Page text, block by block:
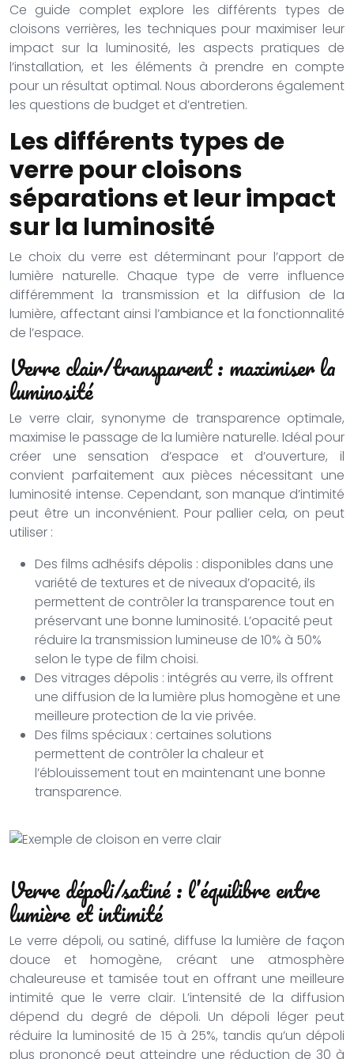
Ce guide complet explore les différents types de
cloisons verrières, les techniques pour maximiser leur
impact sur la luminosité, les aspects pratiques de
l’installation, et les éléments à prendre en compte
pour un résultat optimal. Nous aborderons également
les questions de budget et d’entretien.
Les différents types de
verre pour cloisons
séparations et leur impact
sur la luminosité
Le choix du verre est déterminant pour l’apport de
lumière naturelle. Chaque type de verre influence
différemment la transmission et la diffusion de la
lumière, affectant ainsi l’ambiance et la fonctionnalité
de l’espace.
Verre clair/transparent : maximiser la
luminosité
Le verre clair, synonyme de transparence optimale,
maximise le passage de la lumière naturelle. Idéal pour
créer une sensation d’espace et d’ouverture, il
convient parfaitement aux pièces nécessitant une
luminosité intense. Cependant, son manque d’intimité
peut être un inconvénient. Pour pallier cela, on peut
utiliser :
Des films adhésifs dépolis : disponibles dans une
variété de textures et de niveaux d’opacité, ils
permettent de contrôler la transparence tout en
préservant une bonne luminosité. L’opacité peut
réduire la transmission lumineuse de 10% à 50%
selon le type de film choisi.
Des vitrages dépolis : intégrés au verre, ils offrent
une diffusion de la lumière plus homogène et une
meilleure protection de la vie privée.
Des films spéciaux : certaines solutions
permettent de contrôler la chaleur et
l’éblouissement tout en maintenant une bonne
transparence.
Verre dépoli/satiné : l’équilibre entre
lumière et intimité
Le verre dépoli, ou satiné, diffuse la lumière de façon
douce et homogène, créant une atmosphère
chaleureuse et tamisée tout en offrant une meilleure
intimité que le verre clair. L’intensité de la diffusion
dépend du degré de dépoli. Un dépoli léger peut
réduire la luminosité de 15 à 25%, tandis qu’un dépoli
plus prononcé peut atteindre une réduction de 30 à